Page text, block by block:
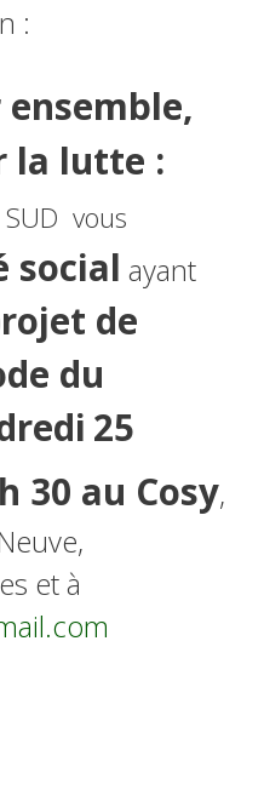
:
la lutte :
vous
social ayant
de
du
25
30 au Cosy,
et à